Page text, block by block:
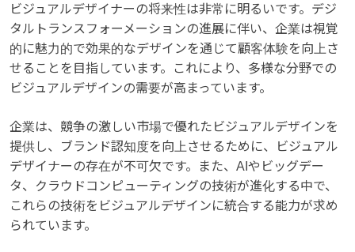
ビジュアルデザイナーの将来性は非常に明るいです。デジ
タルトランスフォーメーションの進展に伴い、企業は視覚
的に魅力的で効果的なデザインを通じて顧客体験を向上さ
せることを目指しています。これにより、多様な分野での
ビジュアルデザインの需要が高まっています。
企業は、競争の激しい市場で優れたビジュアルデザインを
提供し、ブランド認知度を向上させるために、ビジュアル
デザイナーの存在が不可欠です。また、AIやビッグデー
タ、クラウドコンピューティングの技術が進化する中で、
これらの技術をビジュアルデザインに統合する能力が求め
られています。